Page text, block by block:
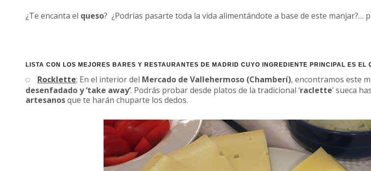
¿Te encanta el queso? ¿Podrías pasarte toda la vida alimentándote a base de este manjar?…
LISTA CON LOS MEJORES BARES Y RESTAURANTES DE MADRID CUYO INGREDIENTE PRINCIPAL ES EL
Rocklette: En el interior del Mercado de Vallehermoso (Chamberí), encontramos este
desenfadado y ‘take away’. Podrás probar desde platos de la tradicional ‘raclette’ sueca
artesanosque te harán chuparte los dedos.